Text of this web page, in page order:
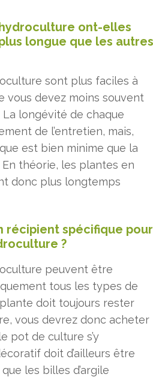
ont-elles
longue que les autres
sont plus faciles à
vous devez moins souvent
longévité de chaque
de l’entretien, mais,
est bien minime que la
théorie, les plantes en
donc plus longtemps
récipient spécifique pour
?
peuvent être
tous les types de
doit toujours rester
vous devrez donc acheter
pot de culture s’y
doit d’ailleurs être
les billes d’argile